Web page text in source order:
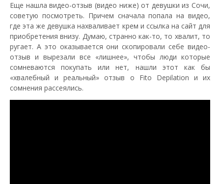
Еще нашла видео-отзыв (видео ниже) от девушки из Сочи,
советую посмотреть. Причем сначала попала на видео,
где эта же девушка нахваливает крем и ссылка на сайт для
приобретения внизу. Думаю, странно как-то, то хвалит, то
ругает. А это оказывается они скопировали себе видео-
отзыв и вырезали все «лишнее», чтобы люди которые
сомневаются покупать или нет, нашли этот как бы
«хвалебный и реальный» отзыв о Fito Depilation и их
сомнения рассеялись.